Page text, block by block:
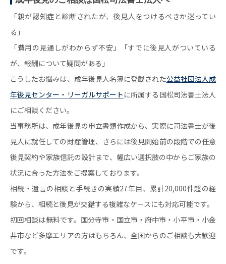
「親が認知症と診断されたが、後見人をつけるべきか迷ってい
る」
「費用の見通しがわからず不安」「すでに後見人がついている
が、報酬について疑問がある」
こうしたお悩みは、成年後見人名簿に登載された公益社団法人成
年後見センター・リーガルサポート に所属する国松司法書士法人
にご相談ください。
当事務所は、成年後見の申立書類作成から、実際に司法書士が後
見人に就任しての財産管理、さらには後見開始前の段階での任意
後見契約や家族信託の設計まで、幅広い選択肢の中からご家族の
状況に合った方法をご提案しております。
相続・遺言の相談と手続きの実績27年目、累計20,000件超の経
験から、相続と後見が交錯する複雑なケースにも対応可能です。
初回相談は無料です。国分寺市・国立市・府中市・小平市・小金
井市など多摩エリアの方はもちろん、全国からのご相談も大歓迎
です。